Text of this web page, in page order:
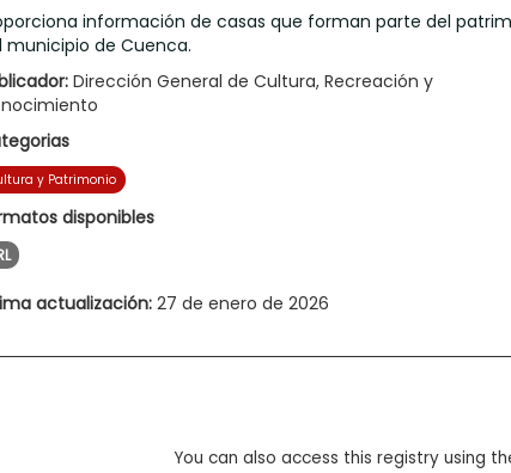
información de casas que forman parte del
municipio de Cuenca.
Dirección General de Cultura, Recreación y
y Patrimonio
disponibles
actualización: 27 de enero de 2026
You can also access this registry using